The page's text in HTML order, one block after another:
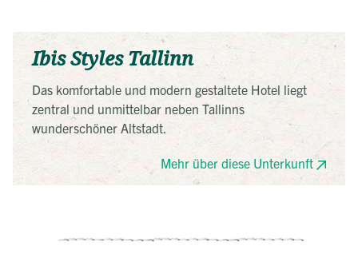
Ibis Styles Tallinn
Das komfortable und modern gestaltete Hotel liegt
zentral und unmittelbar neben Tallinns
wunderschöner Altstadt.
Mehr über diese Unterkunft